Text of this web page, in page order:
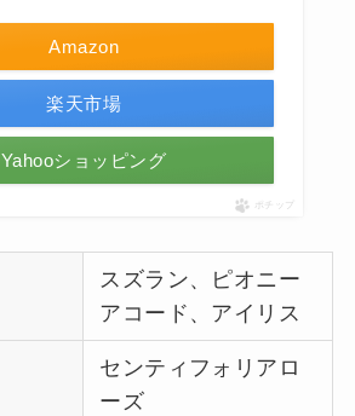
Amazon
楽天市場
Yahooショッピング
ポチップ
スズラン、ピオニー
アコード、アイリス
センティフォリアロ
ーズ